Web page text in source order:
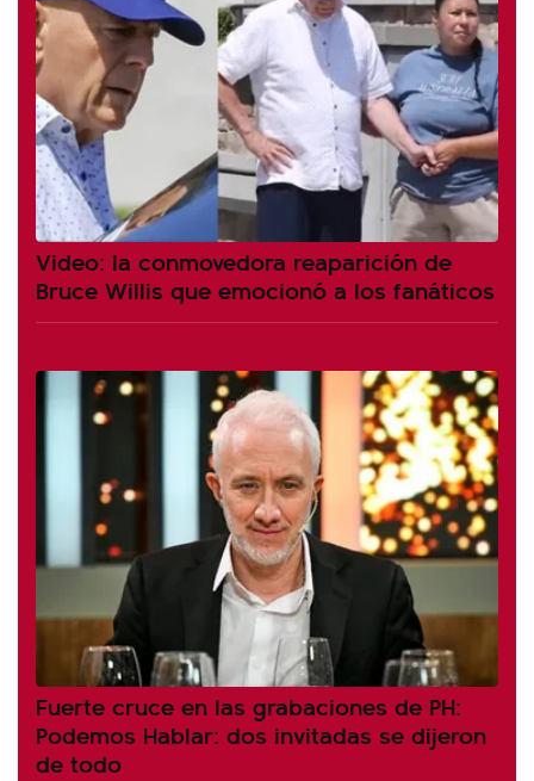
Video: la conmovedora reaparición de
Bruce Willis que emocionó a los fanáticos
Fuerte cruce en las grabaciones de PH:
Podemos Hablar: dos invitadas se dijeron
de todo